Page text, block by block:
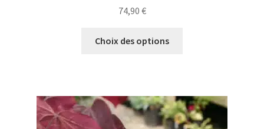
74,90 €
Choix des options
variations.
Les
options